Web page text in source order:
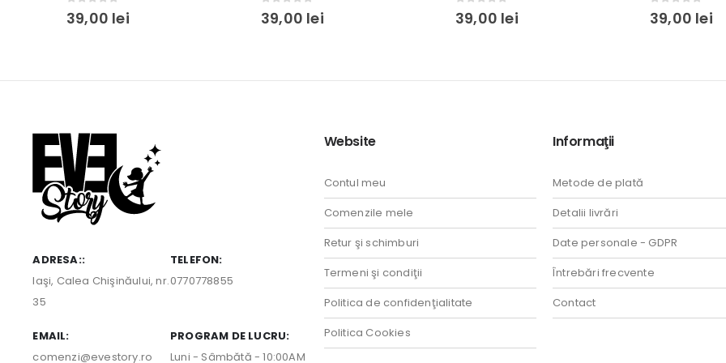
0 out of 5
39,00 lei 0 out of 5
39,00 lei 0 out of 5
39,00 lei 0 out of 5
39,00 lei
ADRESA::
Iaşi, Calea Chişinăului, nr.
35
TELEFON:
0770778855
EMAIL:
comenzi@evestory.ro
PROGRAM DE LUCRU:
Luni - Sâmbătă - 10:00AM
Website
Contul meu
Comenzile mele
Retur şi schimburi
Termeni şi condiţii
Politica de confidenţialitate
Politica Cookies
Informaţii
Metode de plată
Detalii livrări
Date personale - GDPR
Întrebări frecvente
Contact